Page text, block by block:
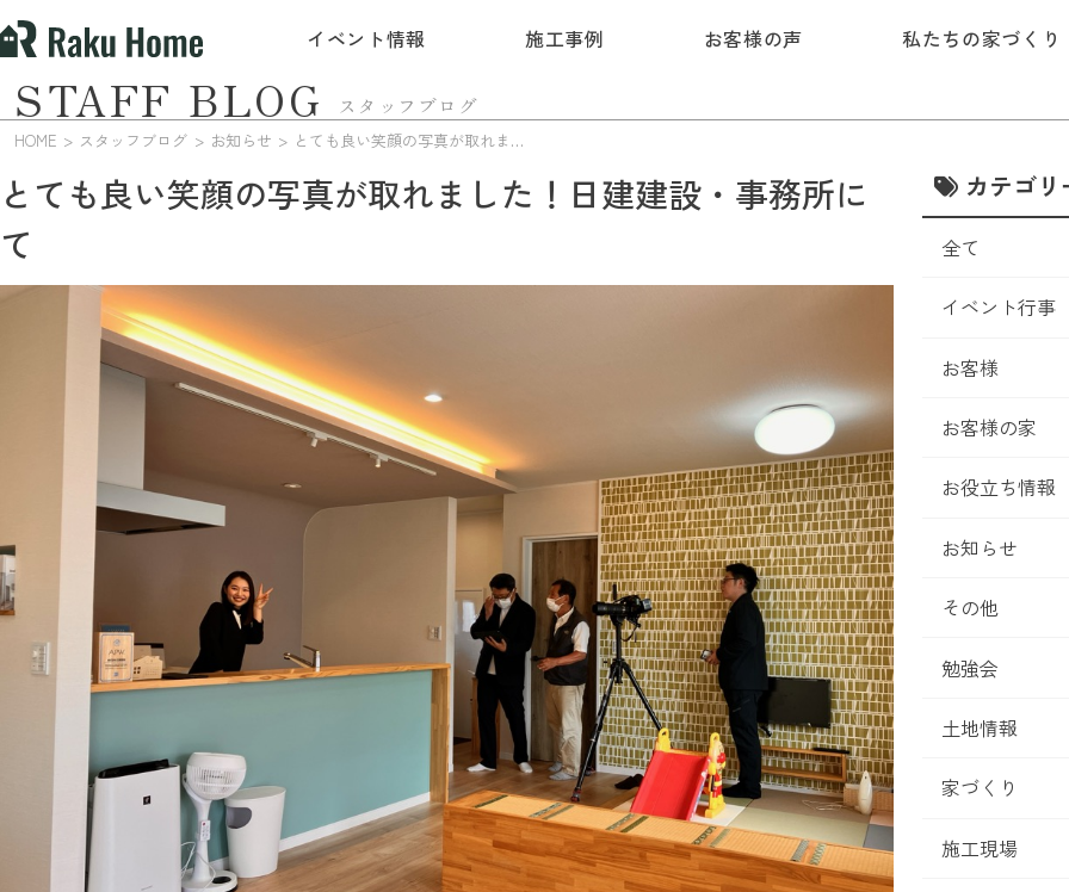
イベント情報 施工事例 お客様の声 私たちの家づくり
スタッフブログ
STAFF BLOG
HOME スタッフブログ お知らせ とても良い笑顔の写真が取れました！日建建設・事務所にて
とても良い笑顔の写真が取れました！日建建設・事務所に
て
カテゴリ
全て
イベント行事
お客様
お客様の家
お役立ち情報
お知らせ
その他
勉強会
土地情報
家づくり
施工現場